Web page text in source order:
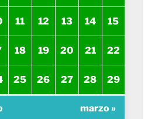
11 12 13 14 15
18 19 20 21 22
25 26 27 28 29
marzo »